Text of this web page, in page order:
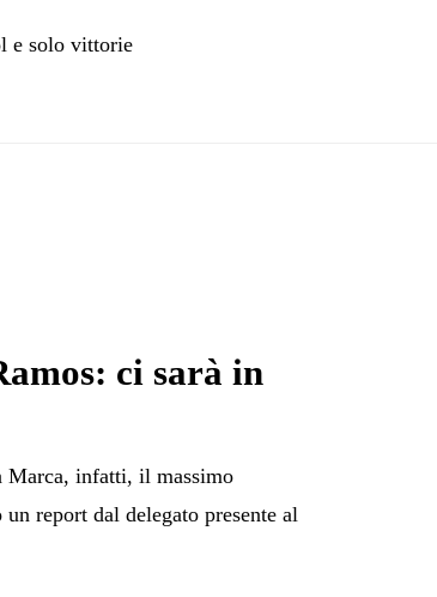
e solo vittorie
ci sarà in
Marca, infatti, il massimo
report dal delegato presente al